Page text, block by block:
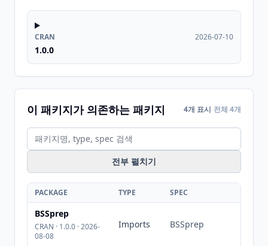
CRAN
1.0.0
2026-07-10
이 패키지가 의존하는 패키지 4개 표시 전체 4개
전부 펼치기
PACKAGE TYPE SPEC
BSSprep
CRAN · 1.0.0 · 2026-
08-08
Imports BSSprep